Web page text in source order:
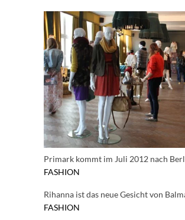
Primark kommt im Juli 2012 nach
FASHION
Rihanna ist das neue Gesicht von
FASHION